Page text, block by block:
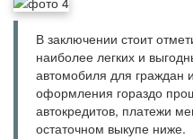
В заключении стоит
наиболее легких и
автомобиля для граждан
оформления гораздо
автокредитов, платежи
остаточном выкупе ниже.